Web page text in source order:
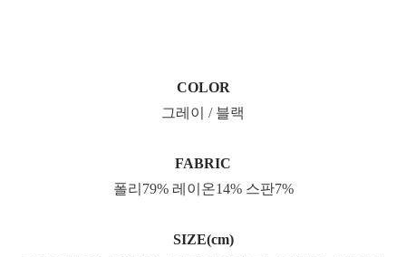
COLOR
그레이 / 블랙
FABRIC
폴리79% 레이온14% 스판7%
SIZE(cm)